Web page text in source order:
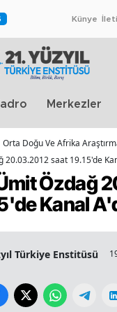
Künye
Merkezler
Orta Doğu Ve Afrika
20.03.2012 saat 19.15'de
Özdağ
Kanal
Türkiye Enstitüsü